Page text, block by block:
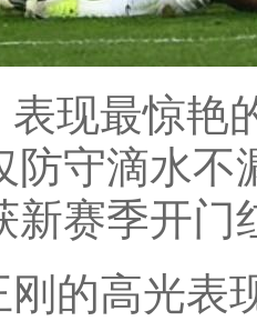
现最惊艳
防守滴水不
新赛季开门
的高光表